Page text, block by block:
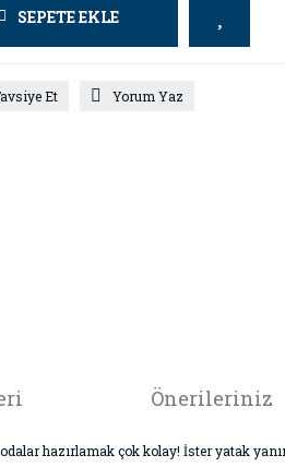
SEPETE EKLE
Et Yorum Yaz
Önerileriniz
hazırlamak çok kolay! İster yatak